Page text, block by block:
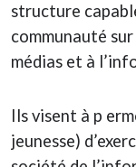
structure
communauté
médias et à
Ils visent à p
jeunesse)